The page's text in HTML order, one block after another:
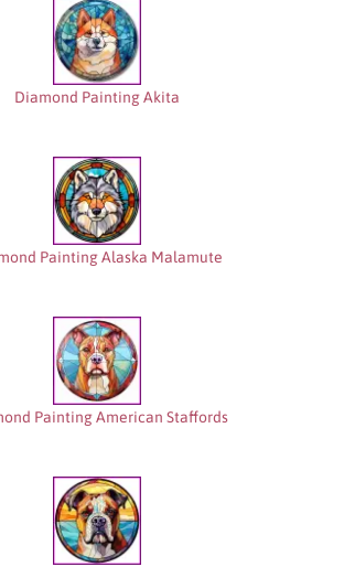
Diamond Painting Akita
Painting Alaska Malamute
Painting American Staffords